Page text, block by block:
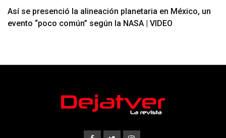
Así se presenció la alineación planetaria en México, un
evento “poco común” según la NASA | VIDEO